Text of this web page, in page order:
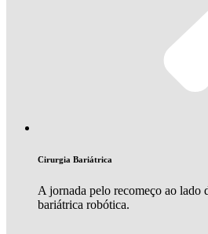
Cirurgia Bariátrica
A jornada pelo recomeço ao lado
bariátrica robótica.